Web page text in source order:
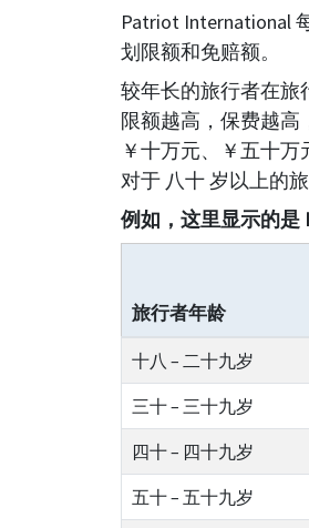
Patriot International
划限额和免赔额。
较年长的旅行者在旅
限额越高，保费越高
￥十万元、￥五十万
对于 八十 岁以上的
例如，这里显示的是
旅行者年龄
十八 – 二十九岁
三十 – 三十九岁
四十 – 四十九岁
五十 – 五十九岁